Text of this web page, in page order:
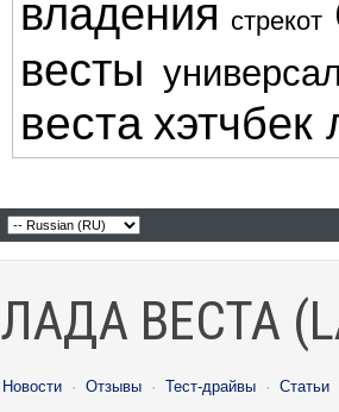
владения стрекот
весты универсал
веста хэтчбек
ЛАДА ВЕСТА
Новости · Отзывы · Тест-драйвы · Статьи